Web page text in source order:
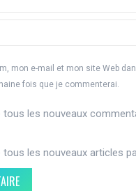
mon e-mail et mon site Web
fois que je commenterai.
tous les nouveaux
les nouveaux articles